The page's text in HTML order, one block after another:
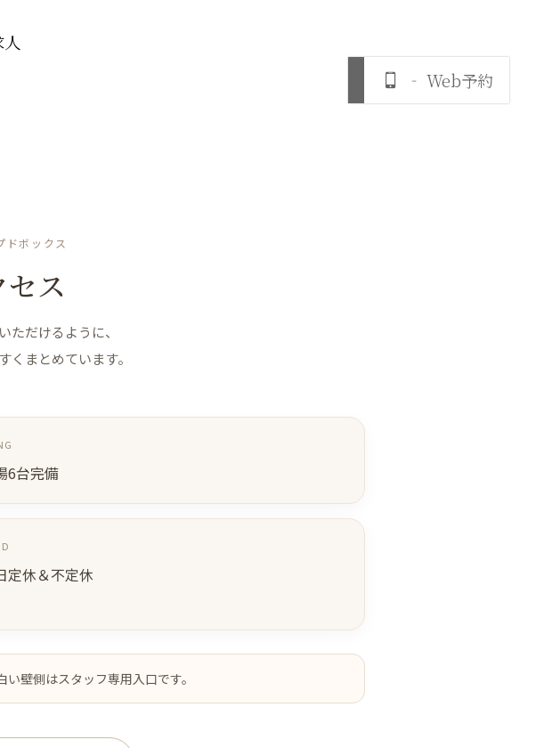
‐ Web予約
ドボックス
ス
だけるように、
くまとめています。
6台完備
定休＆不定休
い壁側はスタッフ専用入口です。